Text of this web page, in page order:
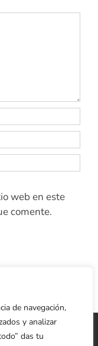
de navegación,
y analizar
das tu
web en este
comente.
Diseñada y
ROOM